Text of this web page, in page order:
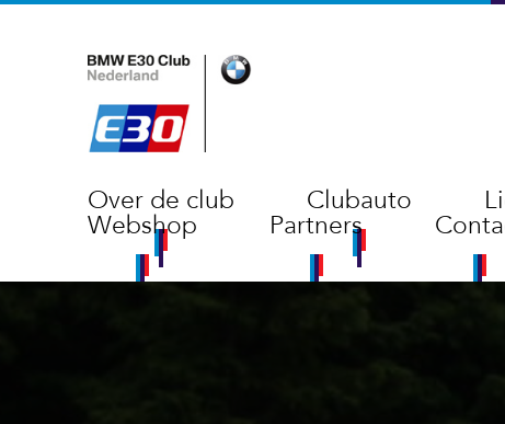
Over de club Clubauto
Webshop Partners